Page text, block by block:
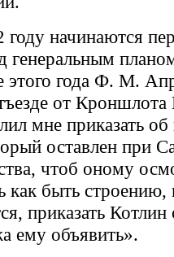
году начинаются
генеральным
этого года Ф. М.
от Кроншлота
мне приказать об
оставлен при
чтоб оному
как быть
приказать Котлин
ему объявить».